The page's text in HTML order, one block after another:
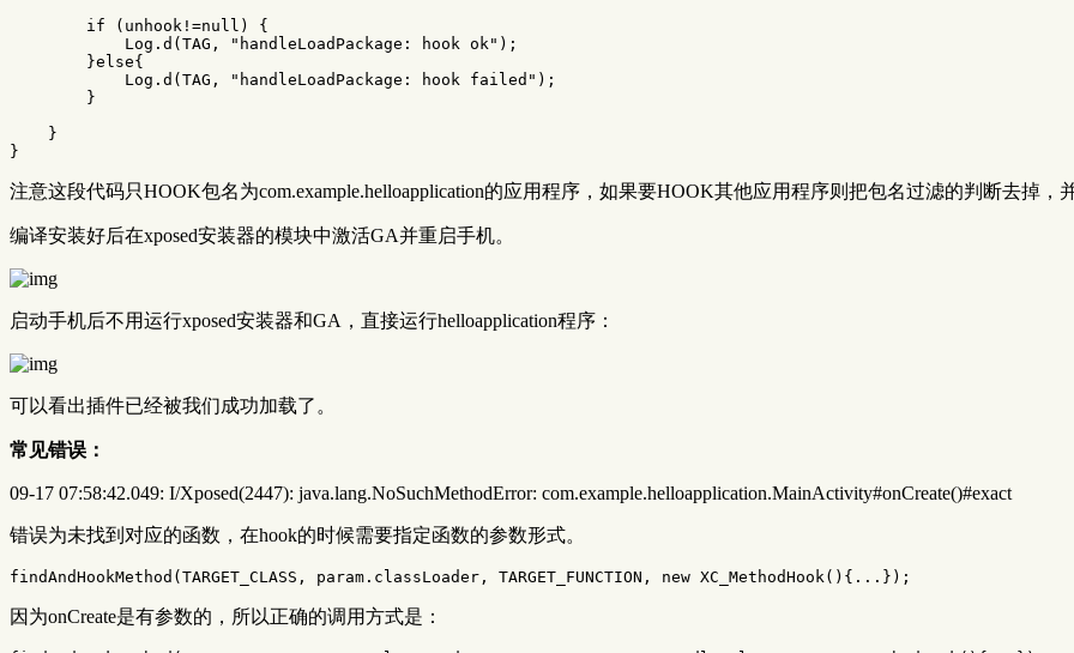
if
( unhook !=null )
{
Log . d ( TAG , "handleLoadPackage: hook ok" );
}else{
Log . d ( TAG , "handleLoadPackage: hook failed" );
}
}
}
注意这段代码只HOOK包名为com.example.helloapplication的应用程序，如果要HOOK其他应用程序则把包名过滤的判断去掉
编译安装好后在xposed安装器的模块中激活GA并重启手机。
启动手机后不用运行xposed安装器和GA，直接运行helloapplication程序：
可以看出插件已经被我们成功加载了。
常见错误：
09-17 07:58:42.049: I/Xposed(2447): java.lang.NoSuchMethodError: com.example.helloapplication.MainActivity#onCreate()#exact
错误为未找到对应的函数，在hook的时候需要指定函数的参数形式。
findAndHookMethod ( TARGET_CLASS , param . classLoader , TARGET_FUNCTION , new XC_MethodHook (){...});
因为onCreate是有参数的，所以正确的调用方式是：